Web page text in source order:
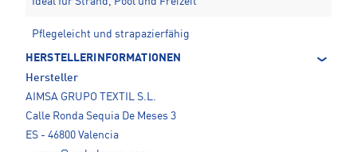
Pflegeleicht und strapazierfähig
HERSTELLERINFORMATIONEN
Hersteller
AIMSA GRUPO TEXTIL S.L.
Calle Ronda Sequia De Meses 3
ES - 46800 Valencia